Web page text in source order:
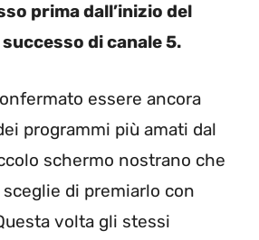
prima dall’inizio del
di canale 5.
essere ancora
programmi più amati dal
schermo nostrano che
di premiarlo con
volta gli stessi